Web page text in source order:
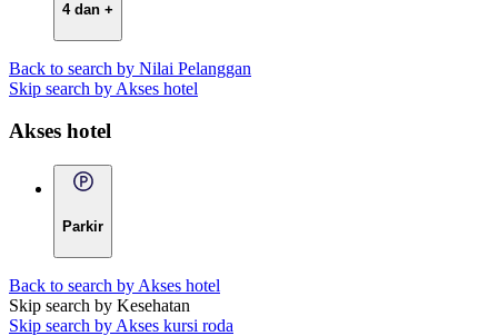
4 dan +
Back to search by Nilai Pelanggan
Skip search by Akses hotel
Akses hotel
Parkir
Back to search by Akses hotel
Skip search by Kesehatan
Skip search by Akses kursi roda